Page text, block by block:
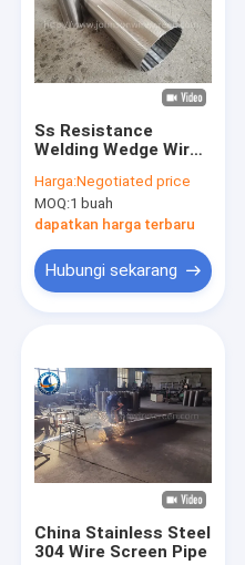
Ss Resistance
Welding Wedge Wire
Filter Resin
Harga:Negotiated price
MOQ:1 buah
dapatkan harga terbaru
Hubungi sekarang
China Stainless Steel
304 Wire Screen Pipe